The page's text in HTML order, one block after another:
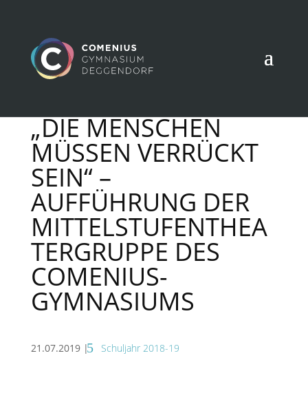
„DIE MENSCHEN
MÜSSEN VERRÜCKT
SEIN“ –
AUFFÜHRUNG DER
MITTELSTUFENTHEA
TERGRUPPE DES
COMENIUS-
GYMNASIUMS
21.07.2019| Schuljahr 2018-19